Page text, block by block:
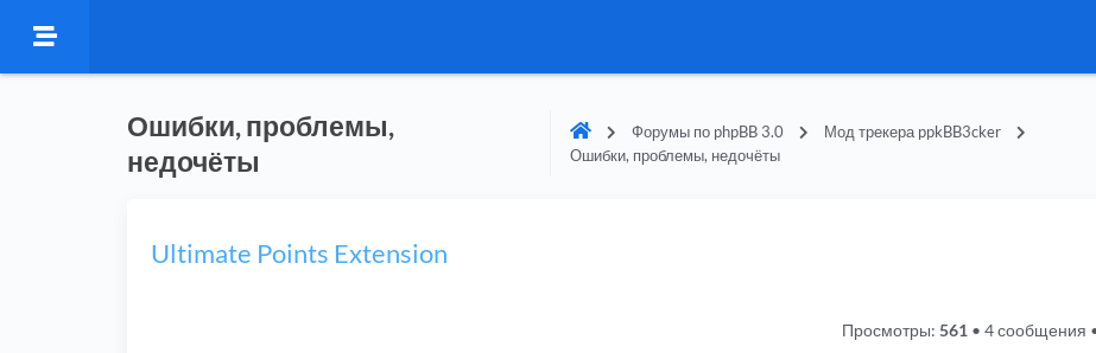
Ошибки, проблемы,
недочёты
Форумы по phpBB 3.0
Мод трекера ppkBB3cker
Ошибки, проблемы, недочёты
Ultimate Points Extension
4 сообщения
Просмотры: 561 •